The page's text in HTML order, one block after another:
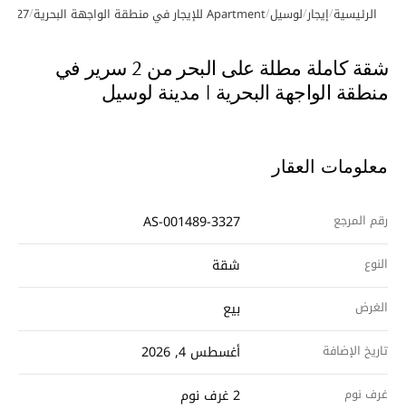
معرض الصور
الرئيسية/إيجار/لوسيل/Apartment للإيجار في منطقة الواجهة البحرية /
3327
شقة كاملة مطلة على البحر من 2 سرير في
منطقة الواجهة البحرية | مدينة لوسيل
معلومات العقار
رقم المرجع AS-001489-3327
النوع شقة
الغرض بيع
تاريخ الإضافة أغسطس 4, 2026
غرف نوم 2 غرف نوم